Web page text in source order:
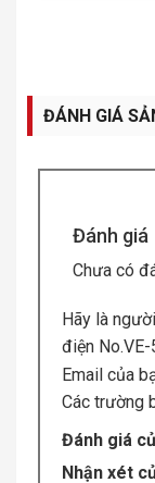
ĐÁNH GIÁ
Đánh giá
Chưa có
Hãy là
điện
Email của
Các trường
Đánh giá
Nhận xét